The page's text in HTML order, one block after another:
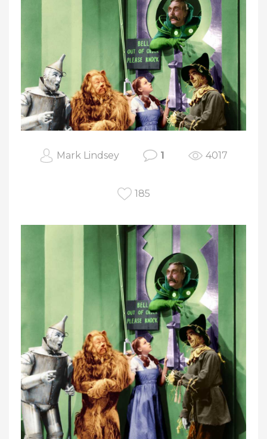
Mark Lindsey 1 4017
185